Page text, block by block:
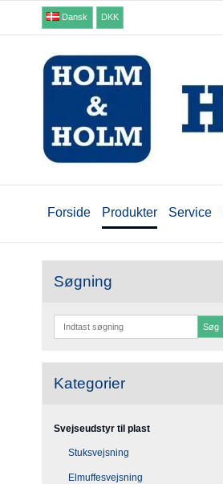
Dansk DKK
Forside Produkter Service
Søgning
Søg
Kategorier
Svejseudstyr til plast
Stuksvejsning
Elmuffesvejsning